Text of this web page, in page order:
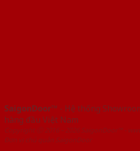
SaigonDoor™ - Hệ thống
hàng đầu Việt Nam
Copyright ⓒ 2016 – 2026 SaigonDoor™ -
Đơn vị chủ quản SaigonDoor